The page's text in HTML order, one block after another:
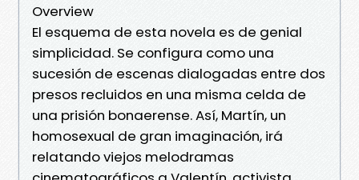
Overview
El esquema de esta novela es de genial
simplicidad. Se configura como una
sucesión de escenas dialogadas entre dos
presos recluidos en una misma celda de
una prisión bonaerense. Así, Martín, un
homosexual de gran imaginación, irá
relatando viejos melodramas